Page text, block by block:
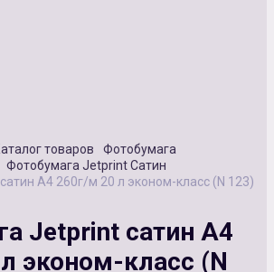
товаров
Фотобумага
Фотобумага Jetprint Сатин
А4 260г/м 20 л эконом-класс (N 123)
Jetprint сатин А4
эконом-класс (N